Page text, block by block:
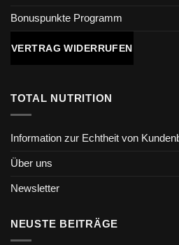
Bonuspunkte Programm
VERTRAG WIDERRUFEN
TOTAL NUTRITION
Information zur Echtheit von
Über uns
Newsletter
NEUSTE BEITRÄGE